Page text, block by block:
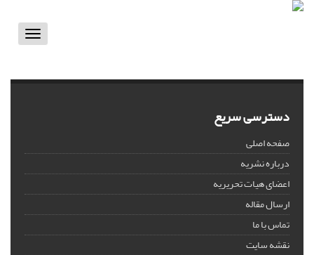
Toggle
دسترسی سریع
صفحه اصلی
درباره نشریه
اعضای هیات تحریریه
ارسال مقاله
تماس با ما
نقشه سایت